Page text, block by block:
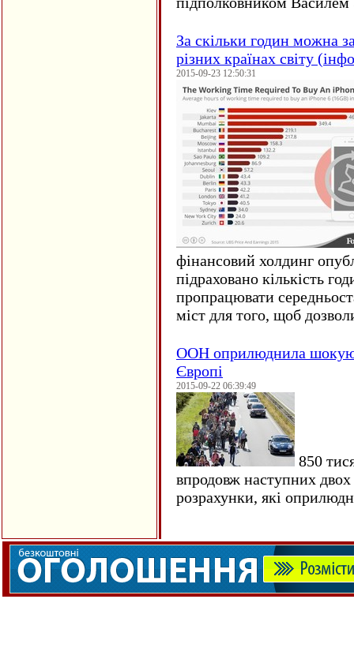
За скільки годин можна
різних країнах світу
2015-09-23 12:50:31
фінансовий холдинг
підраховано кількість
пропрацювати
міст для того, щоб
ООН оприлюднила
Європі
2015-09-22 06:39:49
850
впродовж наступних
розрахунки, які